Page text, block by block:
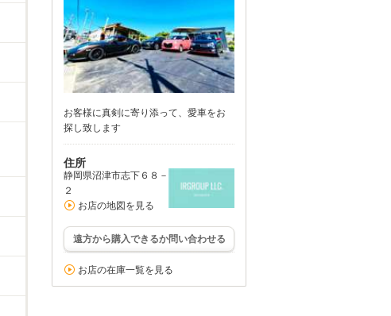
お客様に真剣に寄り添って、愛車をお
探し致します
住所
静岡県沼津市志下６８－
２
お店の地図を見る
遠方から購入できるか問い合わせる
お店の在庫一覧を見る